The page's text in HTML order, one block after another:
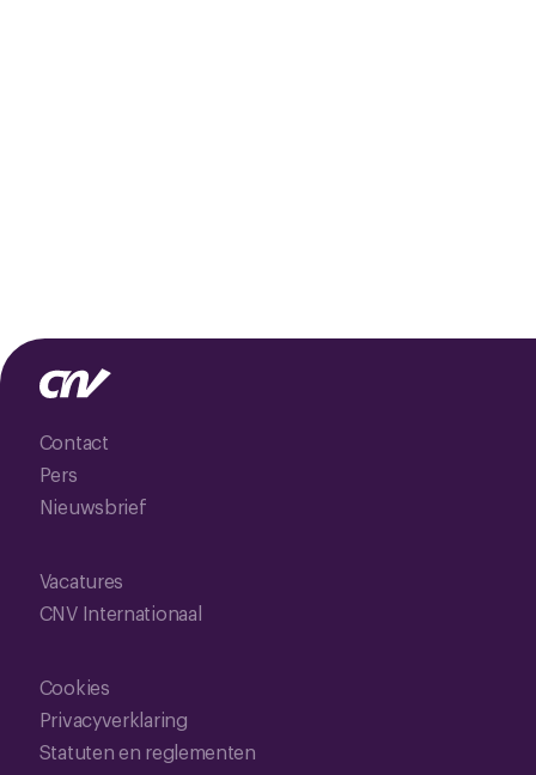
Contact
Pers
Nieuwsbrief
Vacatures
CNV Internationaal
Cookies
Privacyverklaring
Statuten en reglementen